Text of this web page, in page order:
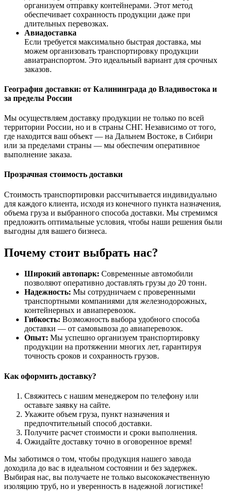
организуем отправку контейнерами. Этот метод
обеспечивает сохранность продукции даже при
длительных перевозках.
Авиадоставка
Если требуется максимально быстрая доставка, мы
можем организовать транспортировку продукции
авиатранспортом. Это идеальный вариант для срочных
заказов.
География доставки: от Калининграда до Владивостока и
за пределы России
Мы осуществляем доставку продукции не только по всей
территории России, но и в страны СНГ. Независимо от того,
где находится ваш объект — на Дальнем Востоке, в Сибири
или за пределами страны — мы обеспечим оперативное
выполнение заказа.
Прозрачная стоимость доставки
Стоимость транспортировки рассчитывается индивидуально
для каждого клиента, исходя из конечного пункта назначения,
объема груза и выбранного способа доставки. Мы стремимся
предложить оптимальные условия, чтобы наши решения были
выгодны для вашего бизнеса.
Почему стоит выбрать нас?
Широкий автопарк: Современные автомобили
позволяют оперативно доставлять грузы до 20 тонн.
Надежность: Мы сотрудничаем с проверенными
транспортными компаниями для железнодорожных,
контейнерных и авиаперевозок.
Гибкость: Возможность выбора удобного способа
доставки — от самовывоза до авиаперевозок.
Опыт: Мы успешно организуем транспортировку
продукции на протяжении многих лет, гарантируя
точность сроков и сохранность грузов.
Как оформить доставку?
Свяжитесь с нашим менеджером по телефону или
оставьте заявку на сайте.
Укажите объем груза, пункт назначения и
предпочтительный способ доставки.
Получите расчет стоимости и сроки выполнения.
Ожидайте доставку точно в оговоренное время!
Мы заботимся о том, чтобы продукция нашего завода
доходила до вас в идеальном состоянии и без задержек.
Выбирая нас, вы получаете не только высококачественную
изоляцию труб, но и уверенность в надежной логистике!